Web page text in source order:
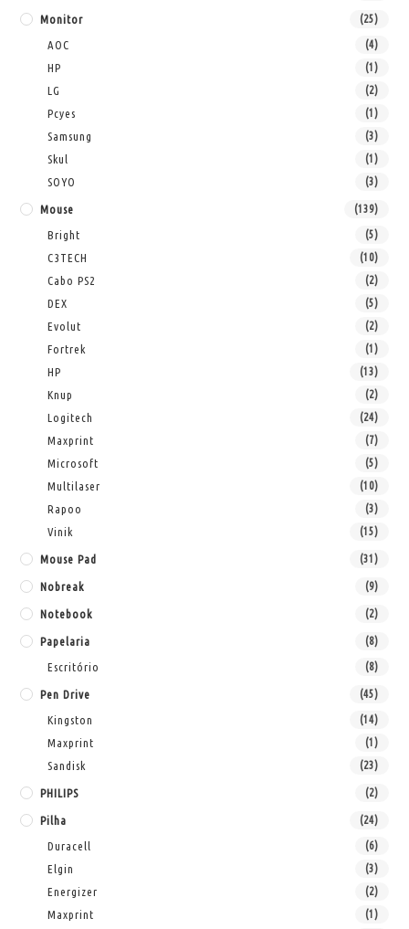
Monitor (25)
AOC (4)
HP (1)
LG (2)
Pcyes (1)
Samsung (3)
Skul (1)
SOYO (3)
Mouse (139)
Bright (5)
C3TECH (10)
Cabo PS2 (2)
DEX (5)
Evolut (2)
Fortrek (1)
HP (13)
Knup (2)
Logitech (24)
Maxprint (7)
Microsoft (5)
Multilaser (10)
Rapoo (3)
Vinik (15)
Mouse Pad (31)
Nobreak (9)
Notebook (2)
Papelaria (8)
Escritório (8)
Pen Drive (45)
Kingston (14)
Maxprint (1)
Sandisk (23)
PHILIPS (2)
Pilha (24)
Duracell (6)
Elgin (3)
Energizer (2)
Maxprint (1)